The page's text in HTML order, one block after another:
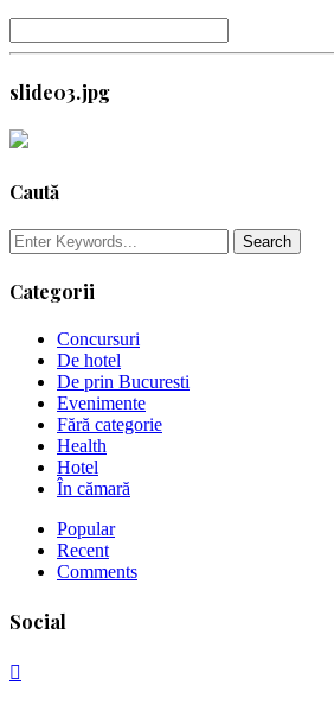
slide03.jpg
Caută
Categorii
Concursuri
De hotel
De prin Bucuresti
Evenimente
Fără categorie
Health
Hotel
În cămară
Popular
Recent
Comments
Social